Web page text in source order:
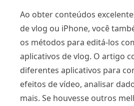
Ao obter conteúdos
de vlog ou iPhone, você
os métodos para editá-los
aplicativos de vlog. O artigo
diferentes aplicativos para
efeitos de vídeo, analisar
mais. Se houvesse outros